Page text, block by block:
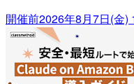
開催前2026年8月7日(金)